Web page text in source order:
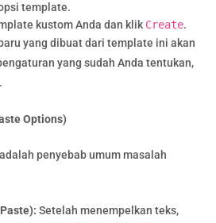
template.
kustom Anda dan klik Create.
yang dibuat dari template ini akan
yang sudah Anda tentukan,
Options)
penyebab umum masalah
Setelah menempelkan teks,